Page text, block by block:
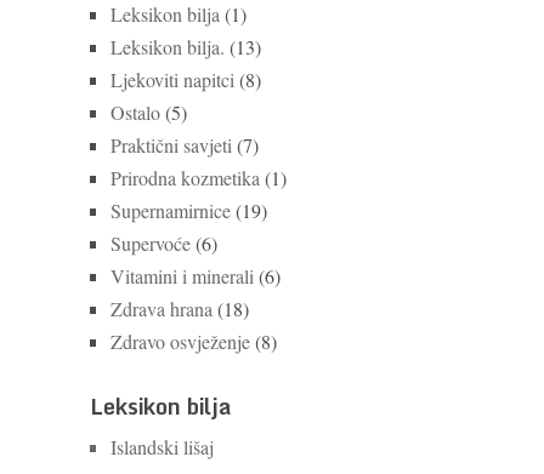
Leksikon bilja (1)
Leksikon bilja. (13)
Ljekoviti napitci (8)
Ostalo(5)
Praktični savjeti (7)
Prirodna kozmetika (1)
Supernamirnice(19)
Supervoće(6)
Vitamini i minerali (6)
Zdrava hrana (18)
Zdravo osvježenje(8)
Leksikon bilja
Islandski lišaj